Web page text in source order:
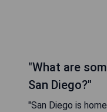
"What are
San Diego?"
"San Diego is